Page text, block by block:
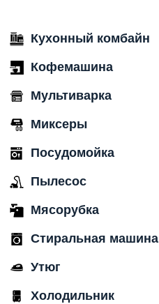
Кухонный комбайн
Кофемашина
Мультиварка
Миксеры
Посудомойка
Пылесос
Мясорубка
Стиральная машина
Утюг
Холодильник